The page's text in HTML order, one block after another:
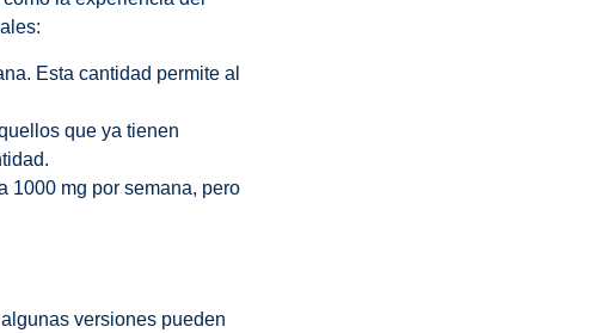
Esta cantidad permite al
que ya tienen
1000 mg por semana, pero
versiones pueden